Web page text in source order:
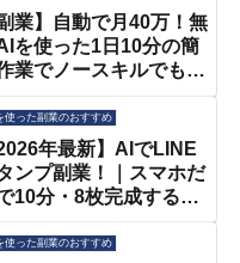
副業】自動で月40万！無
を使った1日10分の簡
業でノースキルでも出
解説！【在宅ワーク】
初心者 おすすめ】
AI】
使った副業のおすすめ
2026年最新】AIでLINE
ンプ副業！｜スマホだ
10分・8枚完成する全
でできる】
使った副業のおすすめ